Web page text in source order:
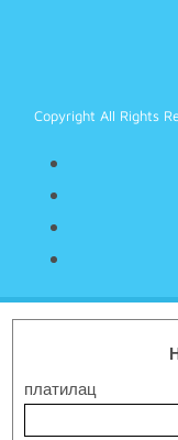
Copyright All Rights
платилац